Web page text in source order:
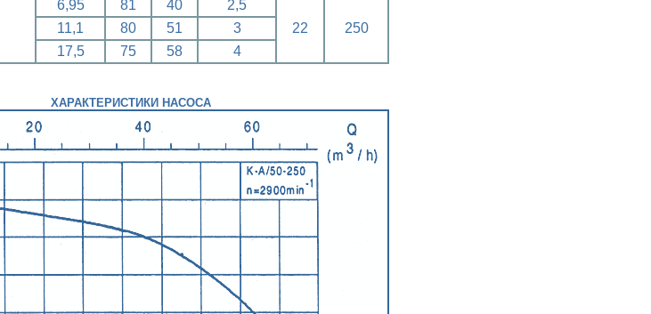
6,95 81 40
2,5
22
250
11,1 80 51
3
17,5
75 58 4
ХАРАКТЕРИСТИКИ НАСОСА